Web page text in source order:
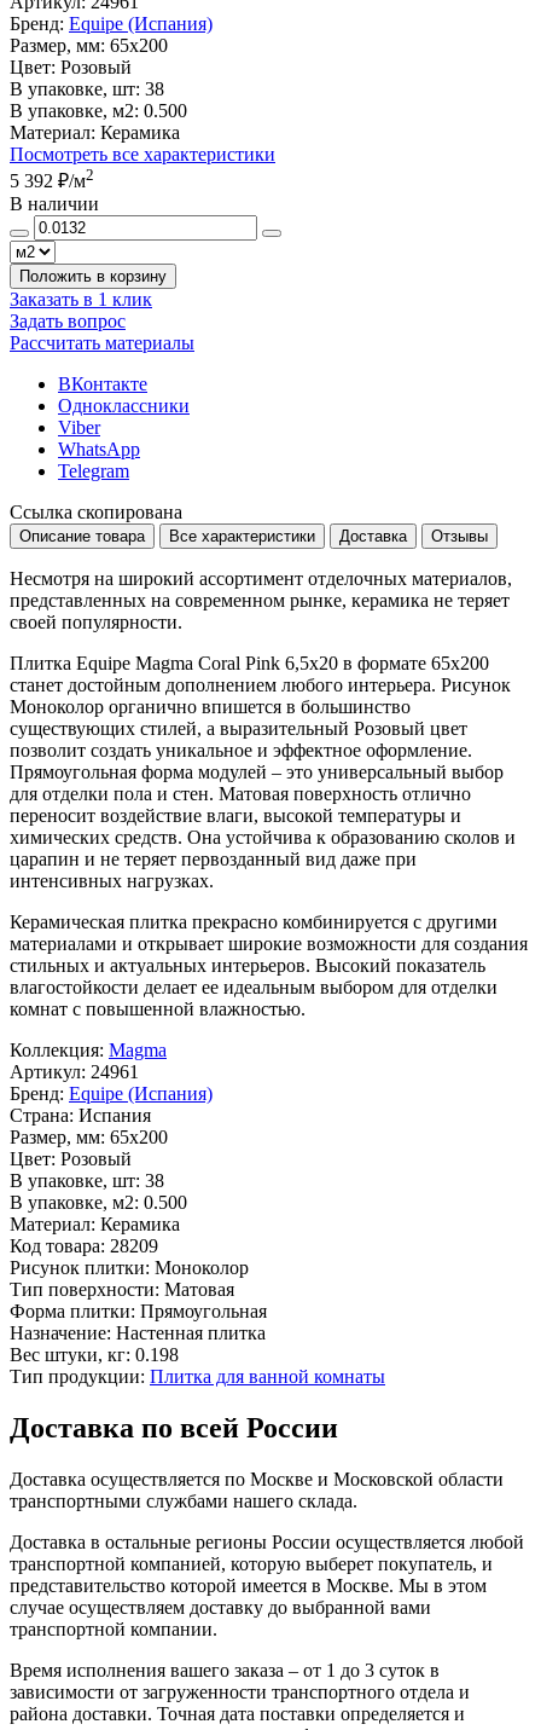
Бренд: Equipe (Испания)
Размер, мм: 65x200
Цвет: Розовый
В упаковке, шт: 38
В упаковке, м2: 0.500
Материал: Керамика
Посмотреть все характеристики
5 392 ₽/м2
В наличии
Положить в корзину
Заказать в 1 клик
Задать вопрос
Рассчитать материалы
ВКонтакте
Одноклассники
Viber
WhatsApp
Telegram
Ссылка скопирована
Описание товара Все характеристики Доставка Отзывы
Несмотря на широкий ассортимент отделочных материалов,
представленных на современном рынке, керамика не теряет
своей популярности.
Плитка Equipe Magma Coral Pink 6,5x20 в формате 65x200
станет достойным дополнением любого интерьера. Рисунок
Моноколор органично впишется в большинство
существующих стилей, а выразительный Розовый цвет
позволит создать уникальное и эффектное оформление.
Прямоугольная форма модулей – это универсальный выбор
для отделки пола и стен. Матовая поверхность отлично
переносит воздействие влаги, высокой температуры и
химических средств. Она устойчива к образованию сколов и
царапин и не теряет первозданный вид даже при
интенсивных нагрузках.
Керамическая плитка прекрасно комбинируется с другими
материалами и открывает широкие возможности для создания
стильных и актуальных интерьеров. Высокий показатель
влагостойкости делает ее идеальным выбором для отделки
комнат с повышенной влажностью.
Коллекция: Magma
Артикул: 24961
Бренд: Equipe (Испания)
Страна: Испания
Размер, мм: 65x200
Цвет: Розовый
В упаковке, шт: 38
В упаковке, м2: 0.500
Материал: Керамика
Код товара: 28209
Рисунок плитки: Моноколор
Тип поверхности: Матовая
Форма плитки: Прямоугольная
Назначение: Настенная плитка
Вес штуки, кг: 0.198
Тип продукции: Плитка для ванной комнаты
Доставка по всей России
Доставка осуществляется по Москве и Московской области
транспортными службами нашего склада.
Доставка в остальные регионы России осуществляется любой
транспортной компанией, которую выберет покупатель, и
представительство которой имеется в Москве. Мы в этом
случае осуществляем доставку до выбранной вами
транспортной компании.
Время исполнения вашего заказа – от 1 до 3 суток в
зависимости от загруженности транспортного отдела и
района доставки. Точная дата поставки определяется и